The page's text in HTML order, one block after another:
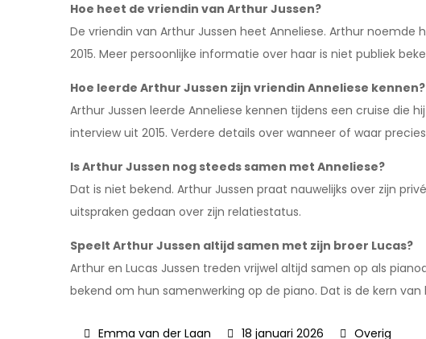
Hoe heet de vriendin van Arthur Jussen?
De vriendin van Arthur Jussen heet Anneliese. Arthur
2015. Meer persoonlijke informatie over haar is niet publiek
Hoe leerde Arthur Jussen zijn vriendin Anneliese kennen?
Arthur Jussen leerde Anneliese kennen tijdens een cruise die
interview uit 2015. Verdere details over wanneer of waar
Is Arthur Jussen nog steeds samen met Anneliese?
Dat is niet bekend. Arthur Jussen praat nauwelijks over zijn
uitspraken gedaan over zijn relatiestatus.
Speelt Arthur Jussen altijd samen met zijn broer Lucas?
Arthur en Lucas Jussen treden vrijwel altijd samen op als
bekend om hun samenwerking op de piano. Dat is de kern van
18 januari 2026 Overig